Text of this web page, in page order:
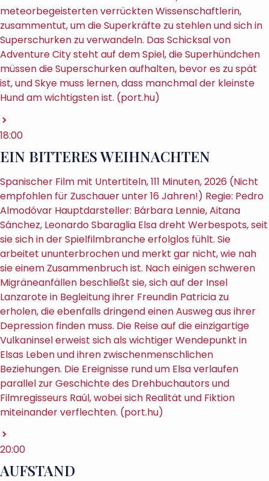
meteorbegeisterten verrückten Wissenschaftlerin,
zusammentut, um die Superkräfte zu stehlen und sich in
Superschurken zu verwandeln. Das Schicksal von
Adventure City steht auf dem Spiel, die Superhündchen
müssen die Superschurken aufhalten, bevor es zu spät
ist, und Skye muss lernen, dass manchmal der kleinste
Hund am wichtigsten ist. (port.hu)
18:00
EIN BITTERES WEIHNACHTEN
Spanischer Film mit Untertiteln, 111 Minuten, 2026 (Nicht
empfohlen für Zuschauer unter 16 Jahren!) Regie: Pedro
Almodóvar Hauptdarsteller: Bárbara Lennie, Aitana
Sánchez, Leonardo Sbaraglia Elsa dreht Werbespots, seit
sie sich in der Spielfilmbranche erfolglos fühlt. Sie
arbeitet ununterbrochen und merkt gar nicht, wie nah
sie einem Zusammenbruch ist. Nach einigen schweren
Migräneanfällen beschließt sie, sich auf der Insel
Lanzarote in Begleitung ihrer Freundin Patricia zu
erholen, die ebenfalls dringend einen Ausweg aus ihrer
Depression finden muss. Die Reise auf die einzigartige
Vulkaninsel erweist sich als wichtiger Wendepunkt in
Elsas Leben und ihren zwischenmenschlichen
Beziehungen. Die Ereignisse rund um Elsa verlaufen
parallel zur Geschichte des Drehbuchautors und
Filmregisseurs Raúl, wobei sich Realität und Fiktion
miteinander verflechten. (port.hu)
20:00
AUFSTAND